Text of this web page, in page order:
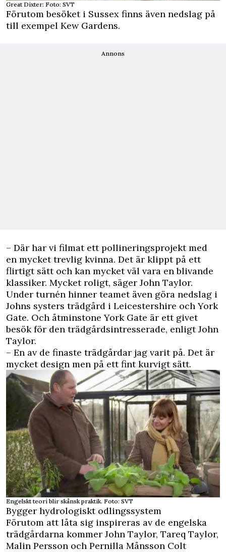
Great Dixter: Foto: SVT
Förutom besöket i Sussex finns även nedslag på
till exempel Kew Gardens.
Annons
– Där har vi filmat ett pollineringsprojekt med
en mycket trevlig kvinna. Det är klippt på ett
flirtigt sätt och kan mycket väl vara en blivande
klassiker. Mycket roligt, säger John Taylor.
Under turnén hinner teamet även göra nedslag i
Johns systers trädgård i Leicestershire och York
Gate. Och åtminstone York Gate är ett givet
besök för den trädgårdsintresserade, enligt John
Taylor.
– En av de finaste trädgårdar jag varit på. Det är
mycket design men på ett fint kurvigt sätt.
Engelskt teori blir skånsk praktik. Foto: SVT
Bygger hydrologiskt odlingssystem
Förutom att låta sig inspireras av de engelska
trädgårdarna kommer John Taylor, Tareq Taylor,
Malin Persson och Pernilla Månsson Colt